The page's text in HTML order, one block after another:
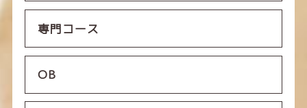
専門コース
OB